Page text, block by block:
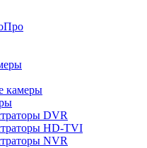
камеры
DVR
HD-TVI
NVR